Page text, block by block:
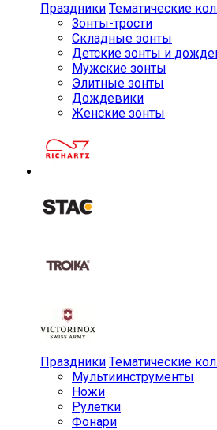
Праздники Тематические
Зонты-трости
Складные зонты
Детские зонты и
Мужские зонты
Элитные зонты
Дождевики
Женские зонты
Праздники Тематические
Мульти­инструменты
Ножи
Рулетки
Фонари